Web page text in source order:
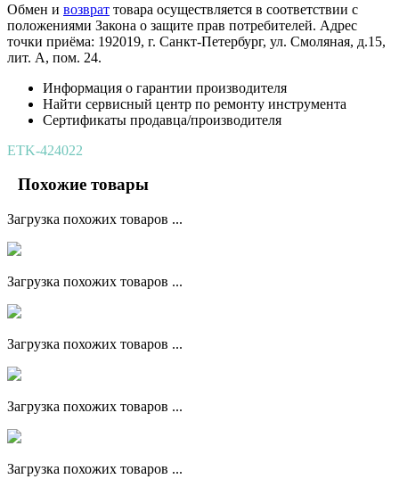
Обмен и возврат товара осуществляется в соответствии с
положениями Закона о защите прав потребителей. Адрес
точки приёма: 192019, г. Санкт-Петербург, ул. Смоляная, д.15,
лит. А, пом. 24.
Информация о гарантии производителя
Найти сервисный центр по ремонту инструмента
Сертификаты продавца/производителя
ETK-424022
Похожие товары
Загрузка похожих товаров ...
Загрузка похожих товаров ...
Загрузка похожих товаров ...
Загрузка похожих товаров ...
Загрузка похожих товаров ...